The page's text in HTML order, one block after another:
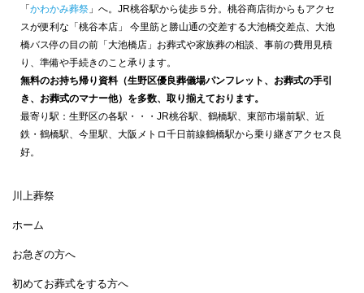
「 かわかみ葬祭 」へ。JR桃谷駅から徒歩５分。桃谷商店街からもアクセ
スが便利な「桃谷本店」 今里筋と勝山通の交差する大池橋交差点、大池
橋バス停の目の前「大池橋店」お葬式や家族葬の相談、事前の費用見積
り、準備や手続きのこと承ります。
無料のお持ち帰り資料（生野区優良葬儀場パンフレット、お葬式の手引
き、お葬式のマナー他）を多数、取り揃えております。
最寄り駅：生野区の各駅・・・JR桃谷駅、鶴橋駅、東部市場前駅、近
鉄・鶴橋駅、今里駅、大阪メトロ千日前線鶴橋駅から乗り継ぎアクセス良
好。
川上葬祭
ホーム
お急ぎの方へ
初めてお葬式をする方へ